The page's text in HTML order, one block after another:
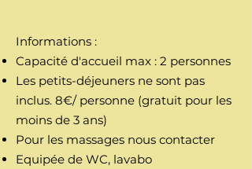
Informations :
​Capacité d'accueil max : 2 personnes
Les petits-déjeuners ne sont pas
inclus. 8€/ personne (gratuit pour les
moins de 3 ans)
Pour les massages nous contacter
Equipée de WC, lavabo